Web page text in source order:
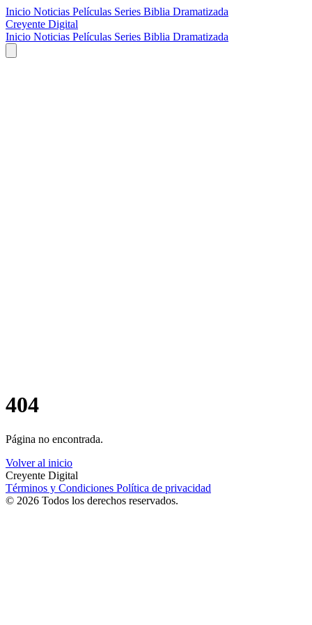
Inicio Noticias Películas Series Biblia Dramatizada
Creyente Digital
Inicio Noticias Películas Series Biblia Dramatizada
404
Página no encontrada.
Volver al inicio
Creyente Digital
Términos y Condiciones Política de privacidad
© 2026 Todos los derechos reservados.